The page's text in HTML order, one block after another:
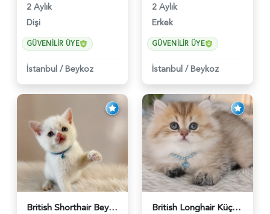
2 Aylık
Dişi
GÜVENILIR ÜYE
İstanbul / Beykoz
2 Aylık
Erkek
GÜVENILIR ÜYE
İstanbul / Beykoz
British Shorthair Beyaz Pamuksu Yavrumuz - 6419 British Longhair Küçük Prens Yuva Arıyor - 6480